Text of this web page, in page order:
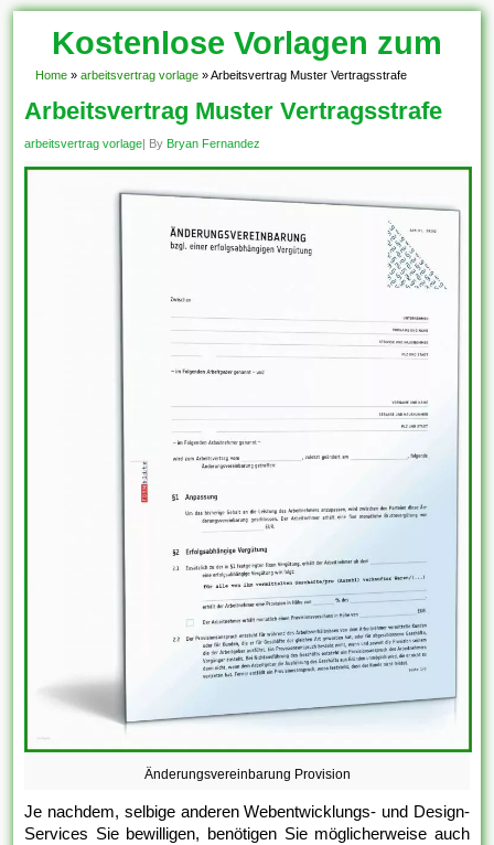
Kostenlose Vorlagen zum
Download!
Home » arbeitsvertrag vorlage » Arbeitsvertrag Muster Vertragsstrafe
Arbeitsvertrag Muster Vertragsstrafe
arbeitsvertrag vorlage| By Bryan Fernandez
Änderungsvereinbarung Provision
Je nachdem, selbige anderen Webentwicklungs- und Design-
Services Sie bewilligen, benötigen Sie möglicherweise auch